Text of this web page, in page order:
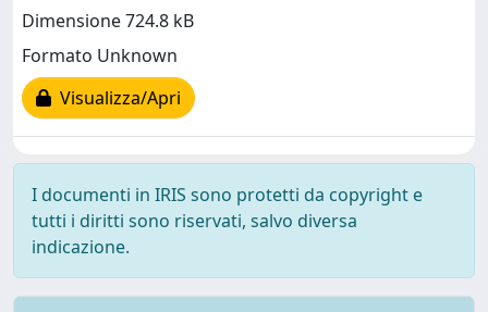
Dimensione 724.8 kB
Formato Unknown
Visualizza/Apri
I documenti in IRIS sono protetti da copyright e
tutti i diritti sono riservati, salvo diversa
indicazione.